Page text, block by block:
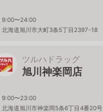
9:00〜24:00
北海道旭川市大町3条5丁目2397-18
ツルハドラッグ
旭川神楽岡店
9:00〜23:00
北海道旭川市神楽岡5条6丁目4番20号